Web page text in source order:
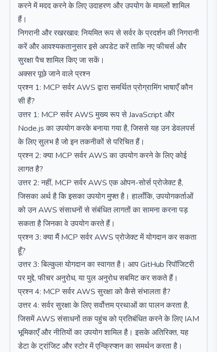
करने में मदद करने के लिए उदाहरण और उपयोग के मामलों शामिल
हैं।
निगरानी और रखरखाव: नियमित रूप से सर्वर के प्रदर्शन की निगरानी
करें और आवश्यकतानुसार इसे अपडेट करें ताकि नए फीचर्स और
सुरक्षा पैच शामिल किए जा सकें।
अक्सर पूछे जाने वाले प्रश्न
प्रश्न 1: MCP सर्वर AWS द्वारा समर्थित प्रोग्रामिंग भाषाएँ कौन
सी हैं?
उत्तर 1: MCP सर्वर AWS मुख्य रूप से JavaScript और
Node.js का उपयोग करके बनाया गया है, जिससे यह उन डेवलपर्स
के लिए सुलभ है जो इन तकनीकों से परिचित हैं।
प्रश्न 2: क्या MCP सर्वर AWS का उपयोग करने के लिए कोई
लागत है?
उत्तर 2: नहीं, MCP सर्वर AWS एक ओपन-सोर्स प्रोजेक्ट है,
जिसका अर्थ है कि इसका उपयोग मुफ्त है। हालाँकि, उपयोगकर्ताओं
को उन AWS संसाधनों से संबंधित लागतों का सामना करना पड़
सकता है जिनका वे उपयोग करते हैं।
प्रश्न 3: क्या मैं MCP सर्वर AWS प्रोजेक्ट में योगदान कर सकता
हूँ?
उत्तर 3: बिल्कुल! योगदान का स्वागत है। आप GitHub रिपॉजिटरी
पर मुद्दे, फीचर अनुरोध, या पुल अनुरोध सबमिट कर सकते हैं।
प्रश्न 4: MCP सर्वर AWS सुरक्षा को कैसे संभालता है?
उत्तर 4: सर्वर सुरक्षा के लिए सर्वोत्तम प्रथाओं का पालन करता है,
जिसमें AWS संसाधनों तक पहुंच को प्रतिबंधित करने के लिए IAM
भूमिकाएँ और नीतियों का उपयोग शामिल है। इसके अतिरिक्त, यह
डेटा के ट्रांजिट और स्टोर में एन्क्रिप्शन का समर्थन करता है।